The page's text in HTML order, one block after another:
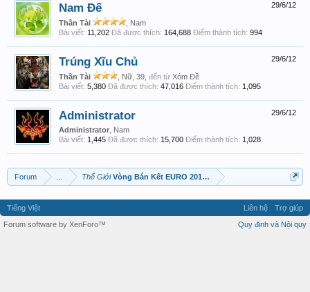
29/6/12
Nam Đế
Thần Tài
, Nam
Bài viết: 11,202 Đã được thích: 164,688 Điểm thành tích: 994
29/6/12
Trúng Xĩu Chủ
Thần Tài , Nữ, 39, đến từ Xóm Đề
Bài viết: 5,380 Đã được thích: 47,016 Điểm thành tích: 1,095
29/6/12
Administrator
Administrator , Nam
Bài viết: 1,445 Đã được thích: 15,700 Điểm thành tích: 1,028
Forum Thế GiớiVòng Bán Kết EURO 2012!!!
Tiếng Việt Liên hệ
Trợ giúp
Quy định và Nội quy
Forum software by XenForo™